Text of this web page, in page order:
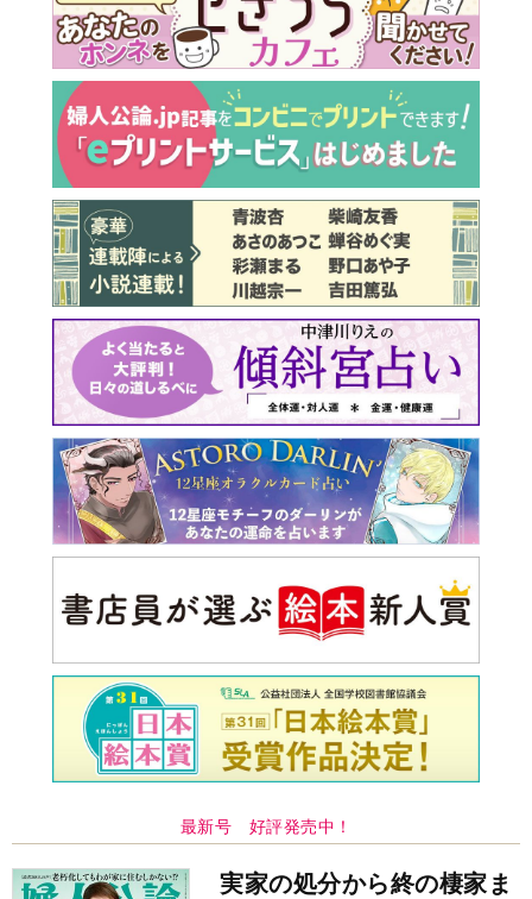
最新号 好評発売中！
実家の処分から終の棲家ま